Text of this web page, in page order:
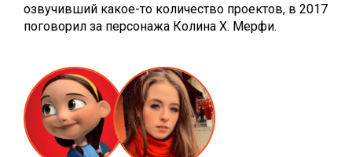
озвучивший какое-то количество проектов, в 2017
поговорил за персонажа Колина Х. Мерфи.